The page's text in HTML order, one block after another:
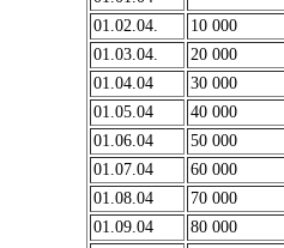
01.02.04.
10 000
01.03.04.
20 000
01.04.04
30 000
01.05.04
40 000
01.06.04
50 000
01.07.04
60 000
01.08.04
70 000
01.09.04
80 000